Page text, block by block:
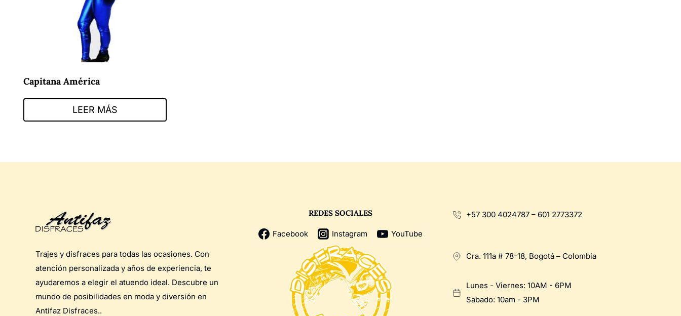
Capitana América
LEER MÁS
Trajes y disfraces para todas las ocasiones. Con
atención personalizada y años de experiencia, te
ayudaremos a elegir el atuendo ideal. Descubre un
mundo de posibilidades en moda y diversión en
Antifaz Disfraces..
REDES SOCIALES
Facebook Instagram YouTube
+57 300 4024787 – 601 2773372
Cra. 111a # 78-18, Bogotá – Colombia
Lunes - Viernes: 10AM - 6PM
Sabado: 10am - 3PM